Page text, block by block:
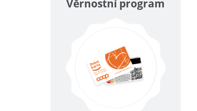
Věrnostní program